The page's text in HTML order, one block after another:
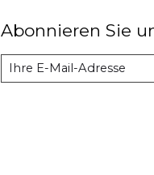
Abonnieren Sie